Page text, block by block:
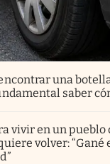
una
saber
vivir en un pueblo
volver: